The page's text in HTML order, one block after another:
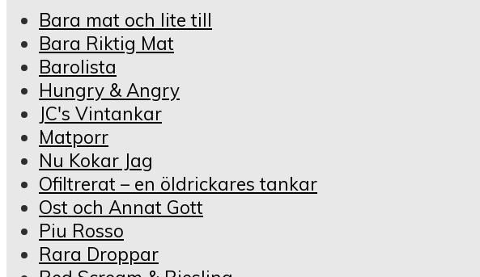
Bara mat och lite till
Bara Riktig Mat
Barolista
Hungry & Angry
JC's Vintankar
Matporr
Nu Kokar Jag
Ofiltrerat – en öldrickares tankar
Ost och Annat Gott
Piu Rosso
Rara Droppar